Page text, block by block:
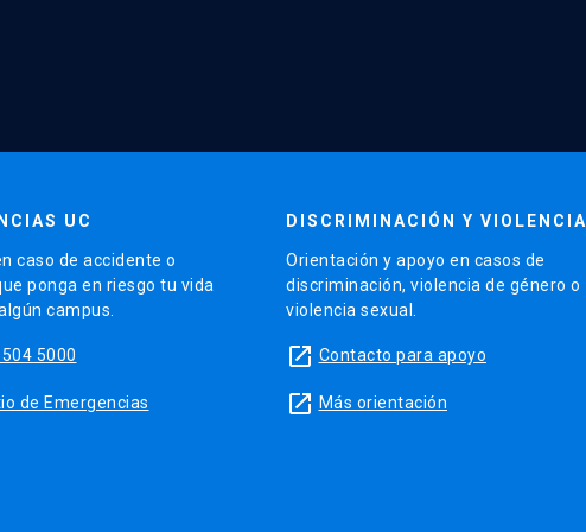
UC
caso de accidente o
ponga en riesgo tu vida
campus.
5000
de Emergencias
DISCRIMINACIÓN Y VIOLENCIA
Orientación y apoyo en casos de
discriminación, violencia de género o
violencia sexual.
launch Contacto para apoyo
launch Más orientación